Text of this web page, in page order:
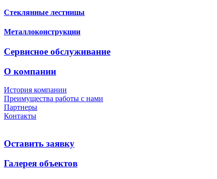
Стеклянные лестницы
Металлоконструкции
Сервисное обслуживание
О компании
История компании
Преимущества работы с нами
Партнеры
Контакты
Оставить заявку
Галерея объектов